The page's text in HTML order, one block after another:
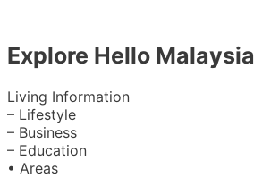
Explore Hello Malaysia
Living Information
– Lifestyle
– Business
– Education
• Areas